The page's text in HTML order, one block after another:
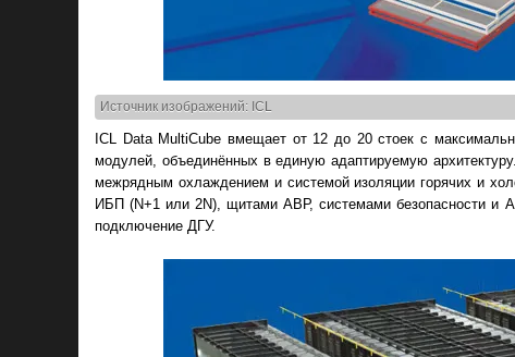
Источник изображений: ICL
ICL Data MultiCube вмещает от 12 до 20 стоек с
модулей, объединённых в единую адаптируемую
межрядным охлаждением и системой изоляции горячих и
ИБП (N+1 или 2N), щитами АВР, системами безопасности и
подключение ДГУ.